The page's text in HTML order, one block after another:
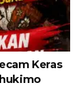
Keras